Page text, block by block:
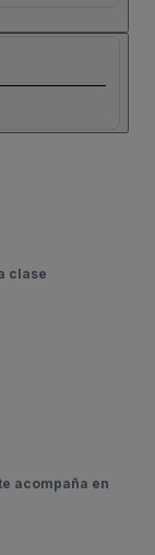
clase
acompaña en